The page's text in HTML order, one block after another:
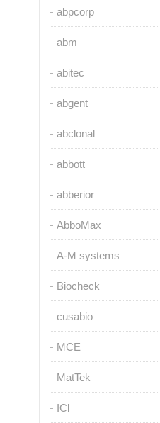
abpcorp
abm
abitec
abgent
abclonal
abbott
abberior
AbboMax
A-M systems
Biocheck
cusabio
MCE
MatTek
ICl